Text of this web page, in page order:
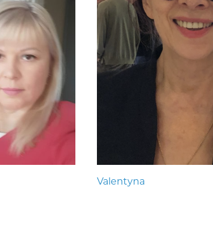
Valentyna